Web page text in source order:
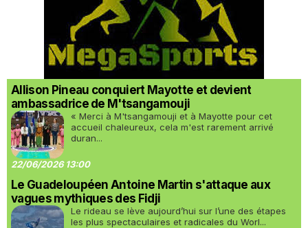
Allison Pineau conquiert Mayotte et devient
ambassadrice de M'tsangamouji
« Merci à M'tsangamouji et à Mayotte pour cet
accueil chaleureux, cela m'est rarement arrivé
duran...
22/06/2026 13:00
Le Guadeloupéen Antoine Martin s'attaque aux
vagues mythiques des Fidji
Le rideau se lève aujourd’hui sur l’une des étapes
les plus spectaculaires et radicales du Worl...